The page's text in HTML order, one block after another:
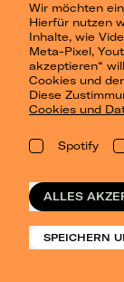
Wir möchten
Hierfür nutzen
Inhalte, wie
Meta-Pixel,
akzeptieren“
Cookies und
Diese
Cookies und
Spotify
ALLES
SPEICHERN
Presse
Berlin
Dresden
Leipzig
Vergangene
o_team
Datenschutz
Impressum